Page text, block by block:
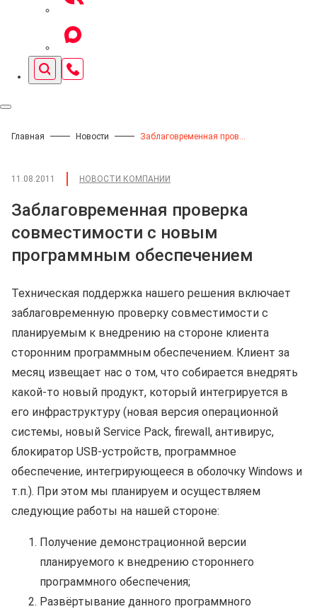
Главная Новости
11.08.2011 НОВОСТИ КОМПАНИИ
Заблаговременная проверка
совместимости с новым
программным обеспечением
Техническая поддержка нашего решения включает
заблаговременную проверку совместимости с
планируемым к внедрению на стороне клиента
сторонним программным обеспечением. Клиент за
месяц извещает нас о том, что собирается внедрять
какой-то новый продукт, который интегрируется в
его инфраструктуру (новая версия операционной
системы, новый Service Pack, firewall, антивирус,
блокиратор USB-устройств, программное
обеспечение, интегрирующееся в оболочку Windows и
т.п.). При этом мы планируем и осуществляем
следующие работы на нашей стороне:
Получение демонстрационной версии
планируемого к внедрению стороннего
программного обеспечения;
Развёртывание данного программного